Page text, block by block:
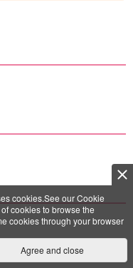
cookies.See our Cookie
cookies to browse the
cookies through your browser
Agree and close